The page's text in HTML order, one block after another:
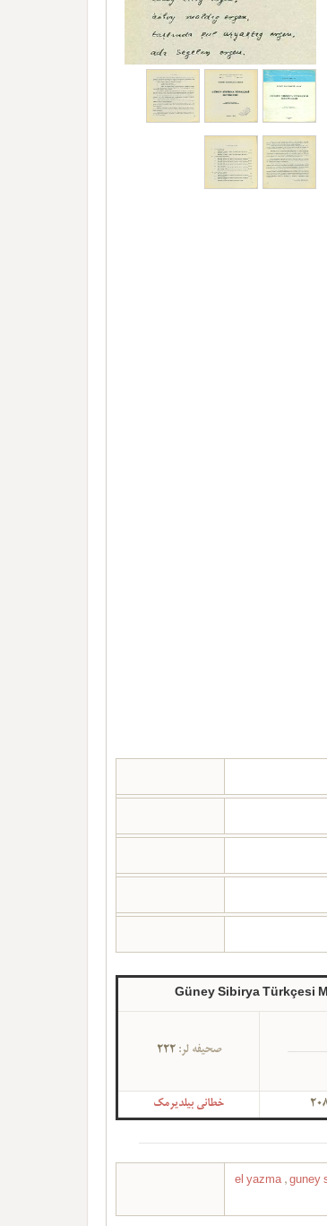
Güney Sibirya Türkçesi
صحیفه لر:
خطانی بیلدیرمک
el yazma , guney